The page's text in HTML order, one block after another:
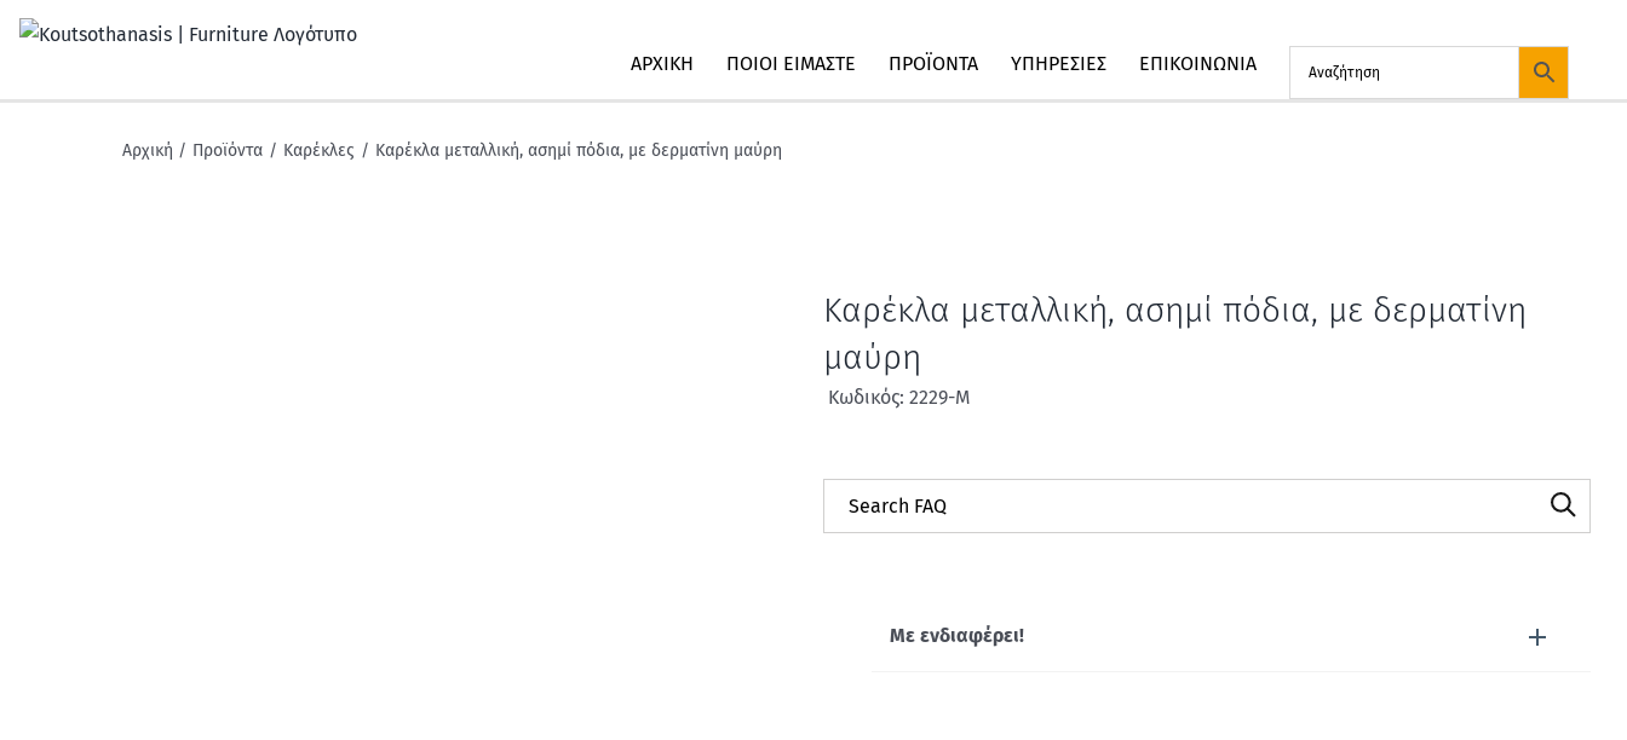
Μετάβαση
ΑΡΧΙΚΗ ΠΟΙΟΙ ΕΙΜΑΣΤΕ ΠΡΟΪΟΝΤΑ ΥΠΗΡΕΣΙΕΣ ΕΠΙΚΟΙΝΩΝΙΑ
Αρχική Προϊόντα Καρέκλες Καρέκλα μεταλλική, ασημί πόδια, με δερματίνη μαύρη
Καρέκλα μεταλλική, ασημί πόδια, με δερματίνη
μαύρη
Κωδικός: 2229-Μ
Με ενδιαφέρει!